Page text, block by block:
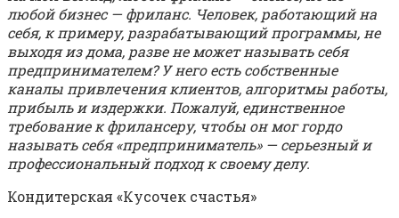
любой бизнес — фриланс. Человек, работающий на
себя, к примеру, разрабатывающий программы, не
выходя из дома, разве не может называть себя
предпринимателем? У него есть собственные
каналы привлечения клиентов, алгоритмы работы,
прибыль и издержки. Пожалуй, единственное
требование к фрилансеру, чтобы он мог гордо
называть себя «предприниматель» — серьезный и
профессиональный подход к своему делу.
Кондитерская «Кусочек счастья»